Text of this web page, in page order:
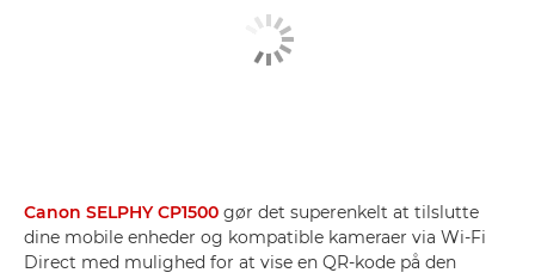
Canon SELPHY CP1500 gør det superenkelt at tilslutte
dine mobile enheder og kompatible kameraer via Wi-Fi
Direct med mulighed for at vise en QR-kode på den